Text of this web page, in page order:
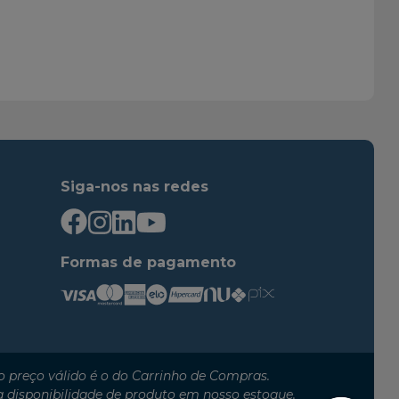
2007
2009
2010
2014
2014
2022
2009 2010
Siga-nos nas redes
Formas de pagamento
preço válido é o do Carrinho de Compras.
de produto em nosso estoque.